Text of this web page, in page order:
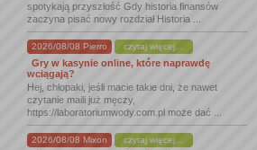
spotykają przyszłość Gdy historia finansów
zaczyna pisać nowy rozdział Historia ...
2026/08/08 Pierro czytaj więcej...
Gry w kasynie online, które naprawdę
wciągają?
Hej, chłopaki, jeśli macie takie dni, że nawet
czytanie maili już męczy,
https://laboratoriumwody.com.pl może dać ...
2026/08/08 Mixon czytaj więcej...